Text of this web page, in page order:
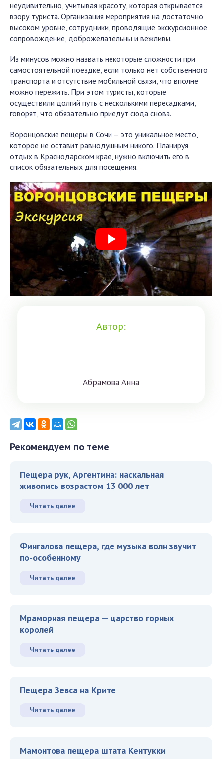
неудивительно, учитывая красоту, которая открывается
взору туриста. Организация мероприятия на достаточно
высоком уровне, сотрудники, проводящие экскурсионное
сопровождение, доброжелательны и вежливы.
Из минусов можно назвать некоторые сложности при
самостоятельной поездке, если только нет собственного
транспорта и отсутствие мобильной связи, что вполне
можно пережить. При этом туристы, которые
осуществили долгий путь с несколькими пересадками,
говорят, что обязательно приедут сюда снова.
Воронцовские пещеры в Сочи – это уникальное место,
которое не оставит равнодушным никого. Планируя
отдых в Краснодарском крае, нужно включить его в
список обязательных для посещения.
Автор:
Aбрaмoвa Aннa
Рекомендуем по теме
Пещера рук, Аргентина: наскальная
живопись возрастом 13 000 лет
Читать далее
Фингалова пещера, где музыка волн звучит
по-особенному
Читать далее
Мраморная пещера — царство горных
королей
Читать далее
Пещера Зевса на Крите
Читать далее
Мамонтова пещера штата Кентукки